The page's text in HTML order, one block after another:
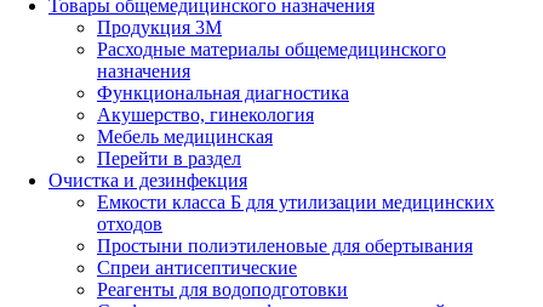
Товары общемедицинского назначения
Продукция 3М
Расходные материалы общемедицинского
назначения
Функциональная диагностика
Акушерство, гинекология
Мебель медицинская
Перейти в раздел
Очистка и дезинфекция
Емкости класса Б для утилизации медицинских
отходов
Простыни полиэтиленовые для обертывания
Спреи антисептические
Реагенты для водоподготовки